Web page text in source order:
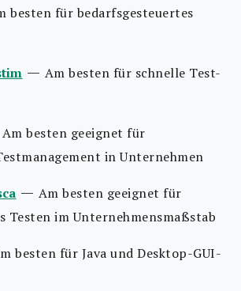
besten für bedarfsgesteuertes
— Am besten für schnelle Test-
Am besten geeignet für
in Unternehmen
— Am besten geeignet für
Testen im Unternehmensmaßstab
besten für Java und Desktop-GUI-